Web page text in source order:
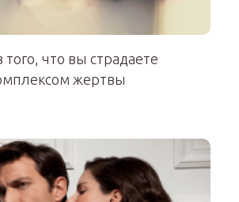
того, что вы страдаете
жертвы